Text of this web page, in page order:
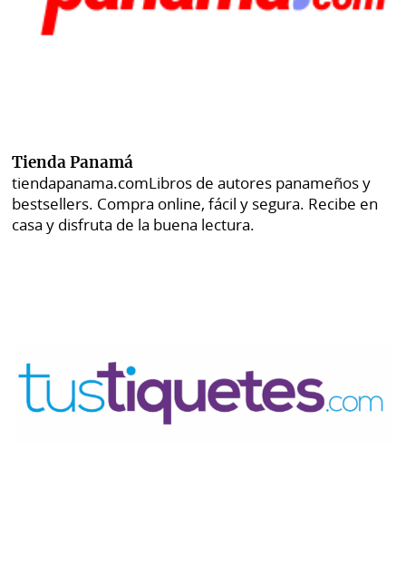
Tienda Panamá
tiendapanama.comLibros de autores panameños y
bestsellers. Compra online, fácil y segura. Recibe en
casa y disfruta de la buena lectura.